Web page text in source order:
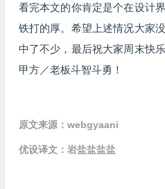
看完本文的你肯定是个在设计
铁打的厚。希望上述情况大家
中了不少，最后祝大家周末快
甲方／老板斗智斗勇！
原文来源：webgyaani
优设译文：岩盐盐盐盐